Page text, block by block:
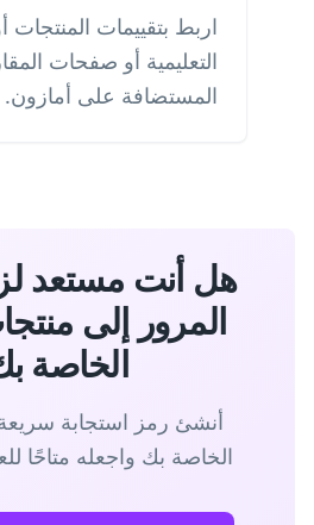
اربط بتقييمات المنتجات
التعليمية أو صفحات
المستضافة على أمازون.
هل أنت مستعد
المرور إلى
الخاصة
أنشئ رمز استجابة سريعة
الخاصة بك واجعله متاحًا